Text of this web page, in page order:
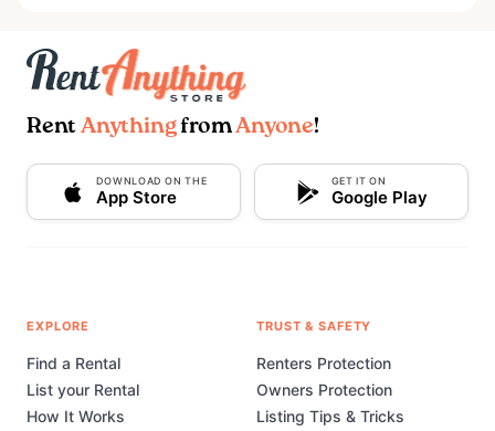
Rent AnythingfromAnyone!
DOWNLOAD ON THE
App Store
GET IT ON
Google Play
EXPLORE
Find a Rental
List your Rental
How It Works
TRUST & SAFETY
Renters Protection
Owners Protection
Listing Tips & Tricks